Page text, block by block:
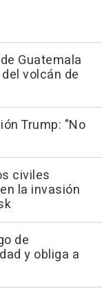
Guatemala
volcán de
Trump: "No
civiles
la invasión
de
y obliga a